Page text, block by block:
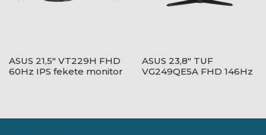
ASUS 21,5" VT229H FHD
60Hz IPS fekete monitor
ASUS 23,8" TUF
VG249QE5A FHD 146Hz